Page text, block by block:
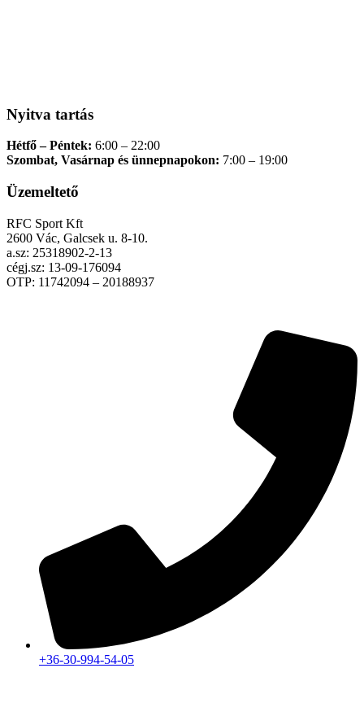
Nyitva tartás
Hétfő – Péntek: 6:00 – 22:00
Szombat, Vasárnap és ünnepnapokon: 7:00 – 19:00
Üzemeltető
RFC Sport Kft
2600 Vác, Galcsek u. 8-10.
a.sz: 25318902-2-13
cégj.sz: 13-09-176094
OTP: 11742094 – 20188937
+36-30-994-54-05